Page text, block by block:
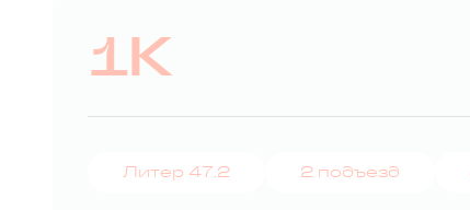
1К
Литер 47.2 2 подъезд